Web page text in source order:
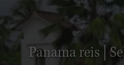
Panama reis |